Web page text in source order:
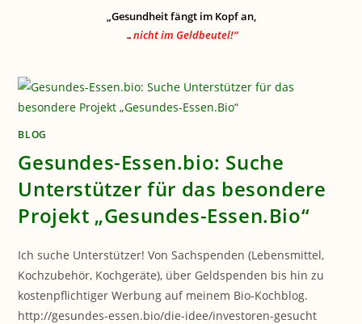
„Gesundheit fängt im Kopf an,
…nicht im Geldbeutel!“
BLOG
Gesundes-Essen.bio: Suche
Unterstützer für das besondere
Projekt „Gesundes-Essen.Bio“
Ich suche Unterstützer! Von Sachspenden (Lebensmittel,
Kochzubehör, Kochgeräte), über Geldspenden bis hin zu
kostenpflichtiger Werbung auf meinem Bio-Kochblog.
http://gesundes-essen.bio/die-idee/investoren-gesucht